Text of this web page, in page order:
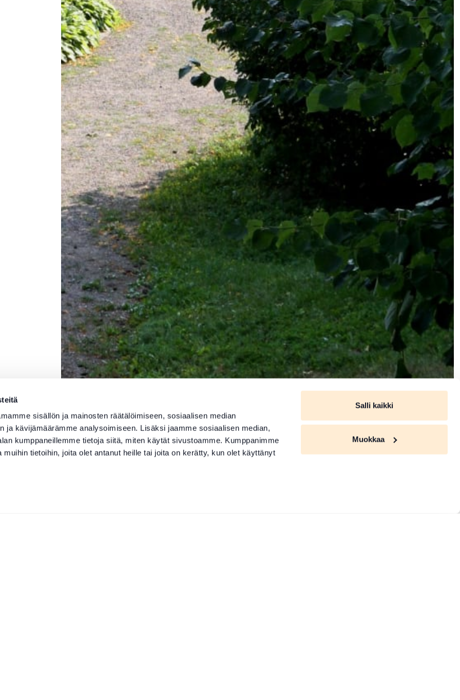
sisällön ja mainosten räätälöimiseen, sosiaalisen median
ja kävijämäärämme analysoimiseen. Lisäksi jaamme sosiaalisen median,
kumppaneillemme tietoja siitä, miten käytät sivustoamme. Kumppanimme
muihin tietoihin, joita olet antanut heille tai joita on kerätty, kun olet käyttänyt
Salli kaikki
Muokkaa